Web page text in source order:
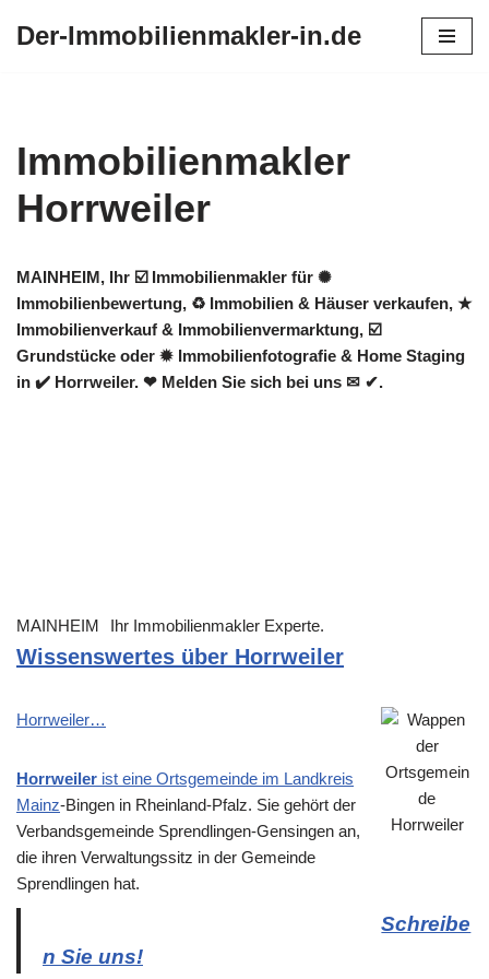
Der-Immobilienmakler-in.de
Immobilienmakler
Horrweiler
MAINHEIM, Ihr ☑️ Immobilienmakler für ✺
Immobilienbewertung, ♻ Immobilien & Häuser verkaufen, ★
Immobilienverkauf & Immobilienvermarktung, ☑️
Grundstücke oder ✹ Immobilienfotografie & Home Staging
in ✔️ Horrweiler. ❤ Melden Sie sich bei uns ✉ ✔.
MAINHEIM Ihr Immobilienmakler Experte.
Wissenswertes über Horrweiler
Horrweiler…
Horrweiler ist eine Ortsgemeinde im Landkreis
Mainz-Bingen in Rheinland-Pfalz. Sie gehört der
Verbandsgemeinde Sprendlingen-Gensingen an,
die ihren Verwaltungssitz in der Gemeinde
Sprendlingen hat.
Schreibe
n Sie uns!